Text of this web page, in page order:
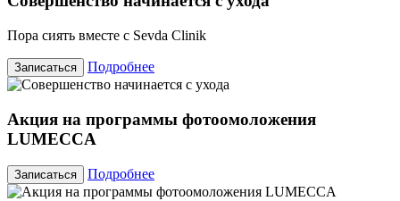
Пора сиять вместе с Sevda Clinik
Записаться Подробнее
Акция на программы фотоомоложения
LUMECCA
Записаться Подробнее